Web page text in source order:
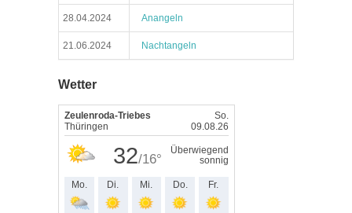
28.04.2024 Anangeln
21.06.2024 Nachtangeln
Wetter